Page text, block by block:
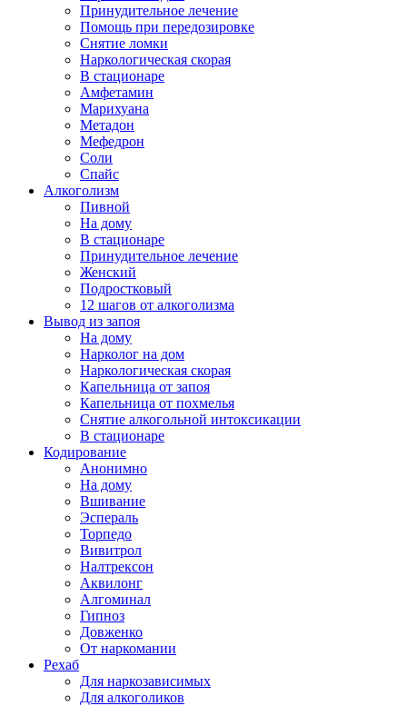
Принудительное лечение
Помощь при передозировке
Снятие ломки
Наркологическая скорая
В стационаре
Амфетамин
Марихуана
Метадон
Мефедрон
Соли
Спайс
Алкоголизм
Пивной
На дому
В стационаре
Принудительное лечение
Женский
Подростковый
12 шагов от алкоголизма
Вывод из запоя
На дому
Нарколог на дом
Наркологическая скорая
Капельница от запоя
Капельница от похмелья
Снятие алкогольной интоксикации
В стационаре
Кодирование
Анонимно
На дому
Вшивание
Эспераль
Торпедо
Вивитрол
Налтрексон
Аквилонг
Алгоминал
Гипноз
Довженко
От наркомании
Рехаб
Для наркозависимых
Для алкоголиков